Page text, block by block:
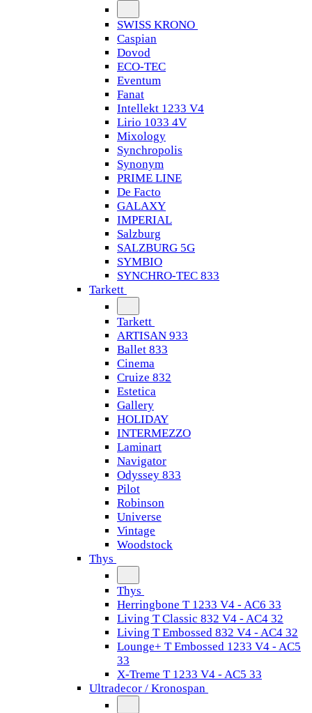
SWISS KRONO
Caspian
Dovod
ECO-TEC
Eventum
Fanat
Intellekt 1233 V4
Lirio 1033 4V
Mixology
Synchropolis
Synonym
PRIME LINE
De Facto
GALAXY
IMPERIAL
Salzburg
SALZBURG 5G
SYMBIO
SYNCHRO-TEC 833
Tarkett
Tarkett
ARTISAN 933
Ballet 833
Cinema
Cruize 832
Estetica
Gallery
HOLIDAY
INTERMEZZO
Laminart
Navigator
Odyssey 833
Pilot
Robinson
Universe
Vintage
Woodstock
Thys
Thys
Herringbone T 1233 V4 - AC6 33
Living T Classic 832 V4 - AC4 32
Living T Embossed 832 V4 - AC4 32
Lounge+ T Embossed 1233 V4 - AC5
33
X-Treme T 1233 V4 - AC5 33
Ultradecor / Kronospan